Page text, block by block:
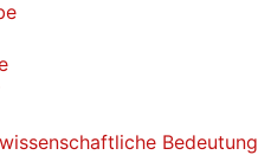
Bedeutung